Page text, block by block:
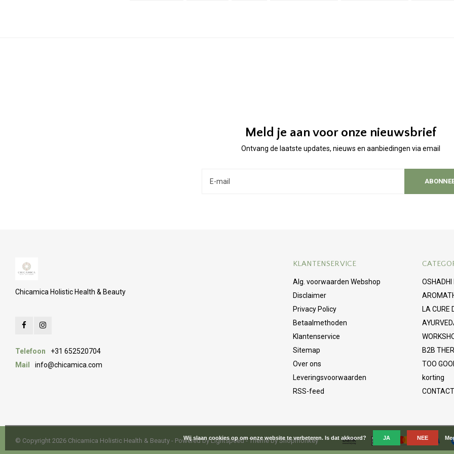
Meld je aan voor onze nieuwsbrief
Ontvang de laatste updates, nieuws en aanbiedingen via email
Chicamica Holistic Health & Beauty
Telefoon
+31 652520704
Mail
info@chicamica.com
KLANTENSERVICE
Alg. voorwaarden Webshop
Disclaimer
Privacy Policy
Betaalmethoden
Klantenservice
Sitemap
Over ons
Leveringsvoorwaarden
RSS-feed
OSHADHI
LA CURE
B2B
TOO
korting
CONTACT
© Copyright 2026 Chicamica Holistic Health & Beauty - Powered byLightspeed- Theme byShopmonkey
Wij slaan cookies op om onze website te verbeteren. Is dat akkoord? JA NEE